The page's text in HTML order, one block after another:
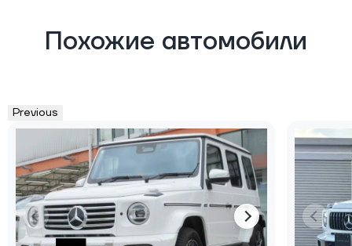
Похожие автомобили
Previous